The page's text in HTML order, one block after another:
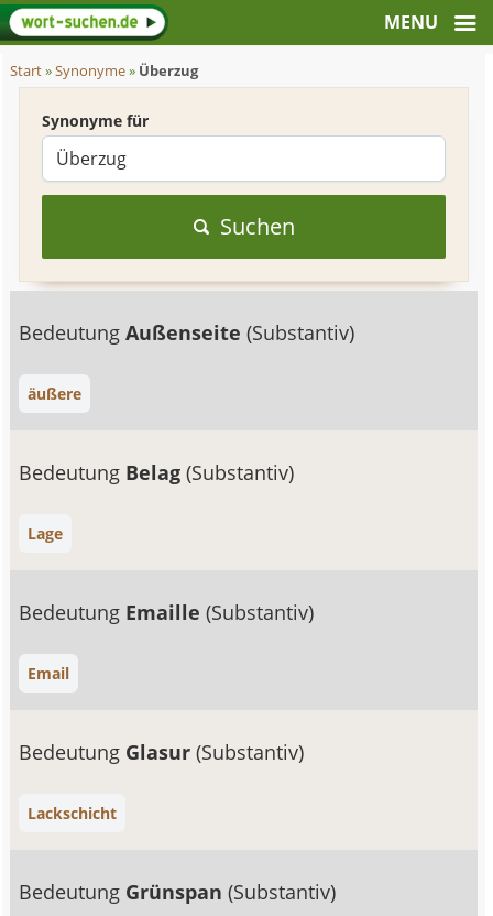
Start»Synonyme» Überzug
Synonyme für
Suchen
BedeutungAußenseite(Substantiv)
äußere
Bedeutung Belag(Substantiv)
Lage
Bedeutung Emaille(Substantiv)
Email
Bedeutung Glasur(Substantiv)
Lackschicht
Bedeutung Grünspan(Substantiv)